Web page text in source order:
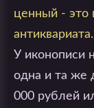
ценный - это
антиквариата.
У иконописи
одна и та же
000 рублей